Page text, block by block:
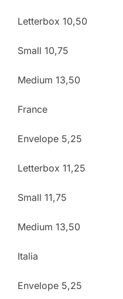
Letterbox 10,50
Small 10,75
Medium 13,50
France
Envelope 5,25
Letterbox 11,25
Small 11,75
Medium 13,50
Italia
Envelope 5,25